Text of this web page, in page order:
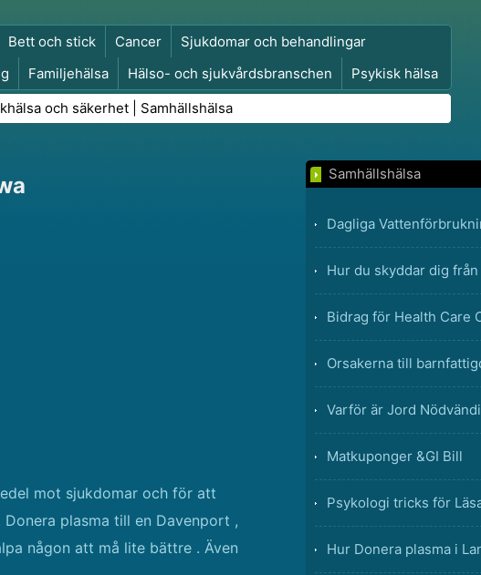
Bett och stick Cancer
Sjukdomar och behandlingar
Familjehälsa Hälso- och sjukvårdsbranschen
Psykisk hälsa
och ingrepp Hälsa
och säkerhet Samhällshälsa
mot sjukdomar och för att
plasma till en Davenport ,
någon att må lite bättre . Även
Samhällshälsa
Dagliga
Hur du skyddar dig
Bidrag för Health Care
Orsakerna till
Varför är Jord
Matkuponger &GI Bill
Psykologi tricks för
Hur Donera plasma i